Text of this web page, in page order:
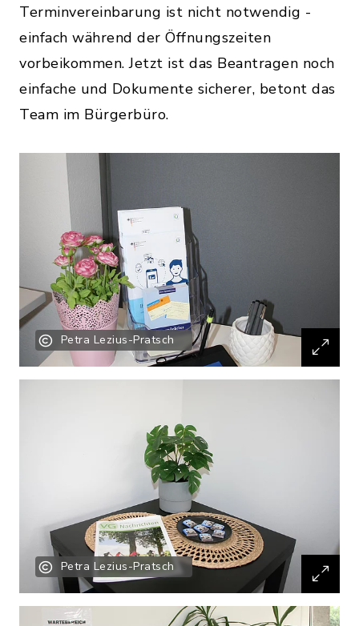
Terminvereinbarung ist nicht notwendig -
einfach während der Öffnungszeiten
vorbeikommen. Jetzt ist das Beantragen noch
einfache und Dokumente sicherer, betont das
Team im Bürgerbüro.
Petra Lezius-Pratsch
Petra Lezius-Pratsch